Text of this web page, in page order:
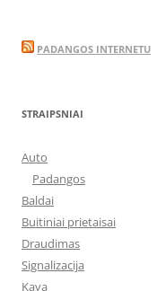
PADANGOS INTERNETU
STRAIPSNIAI
Auto
Padangos
Baldai
Buitiniai prietaisai
Draudimas
Signalizacija
Kava